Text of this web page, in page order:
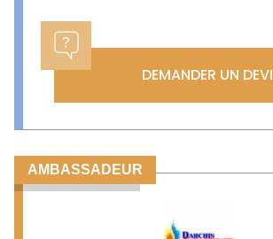
DEMANDER UN
AMBASSADEUR